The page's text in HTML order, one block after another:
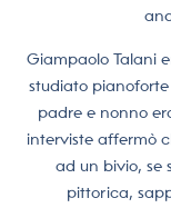
Giampaolo Talani
studiato
padre e nonno
interviste affermò
ad un bivio, se
pittorica,